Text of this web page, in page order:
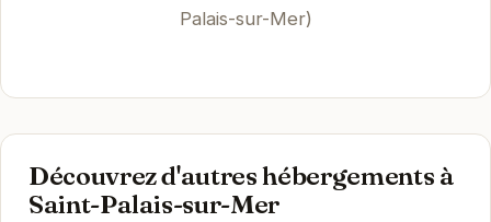
Palais-sur-Mer)
Découvrez d'autres hébergements à
Saint-Palais-sur-Mer